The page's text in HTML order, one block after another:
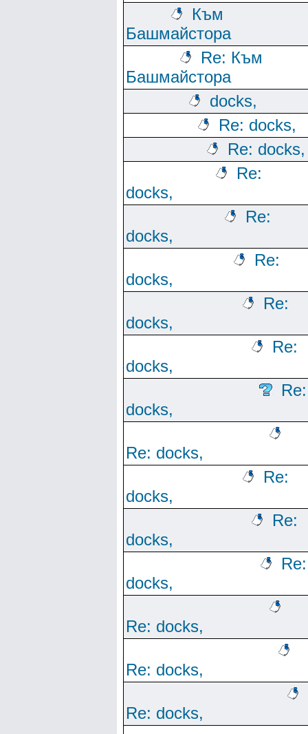
Към
Башмайстора
Re: Към
Башмайстора
docks,
Re: docks,
Re: docks,
Re:
docks,
Re:
docks,
Re:
docks,
Re:
docks,
Re:
docks,
Re:
docks,
Re: docks,
Re:
docks,
Re:
docks,
Re:
docks,
Re: docks,
Re: docks,
Re: docks,